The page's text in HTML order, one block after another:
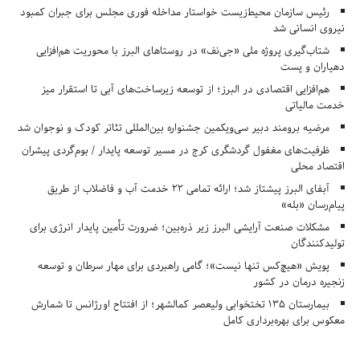
رئیس سازمان محیط‌زیست خواستار مداخله فوری مجلس برای جبران کمبود
نیروی انسانی شد
شتاب‌گیری پروژه ملی «جی‌نف» در روستاهای البرز با محوریت هم‌افزایی
دهیاران و پست
هم‌افزایی اقتصادی در البرز؛ از توسعه زیرساخت‌های آبی تا استقرار میز
خدمت مالیاتی
مرضیه برومند دبیر سی‌ویکمین جشنواره بین‌المللی تئاتر کودک و نوجوان شد
ظرفیت‌های مغفول گردشگری کرج در مسیر توسعه پایدار / بوم‌گردی پیشران
اقتصاد محلی
آبفای البرز پیشتاز شد؛ ارائه تمامی ۲۲ خدمت آب و فاضلاب از طریق
پیام‌رسان «بله»
مشکلات صنعت آرایشی البرز زیر ذره‌بین؛ ضرورت تأمین پایدار انرژی برای
تولیدکنندگان
پویش «هیچ‌کس تنها نیست»؛ گامی راهبردی برای مهار سرطان و توسعه
زنجیره درمان در کشور
بیمارستان ۱۳۵ تختخوابی ولیعصر کمالشهر؛ از افتتاح اورژانس تا شمارش
معکوس برای بهره‌برداری کامل